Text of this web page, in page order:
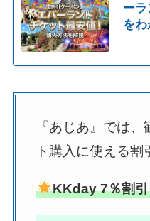
ー
を
『あじあ』では
ト購入に使える割
KKday 7％割